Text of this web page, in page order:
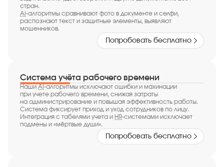
стран.
AI -алгоритмы сравнивают фото в документе и селфи,
распознают текст и защитные элементы, выявляют
мошенников.
Попробовать бесплатно
Система учёта рабочего времени
Наши AI -алгоритмы исключают ошибки и махинации
при учете рабочего времени, снижая затраты
на администрирование и повышая эффективность работы.
Система фиксирует приход и уход сотрудников по лицу.
Интеграция с табелями учета и HR-системами исключает
подмены и «мёртвые души».
Попробовать бесплатно